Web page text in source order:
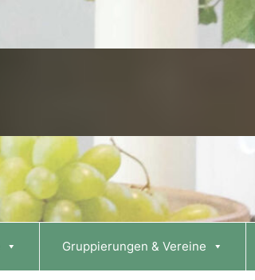
Gruppierungen & Vereine